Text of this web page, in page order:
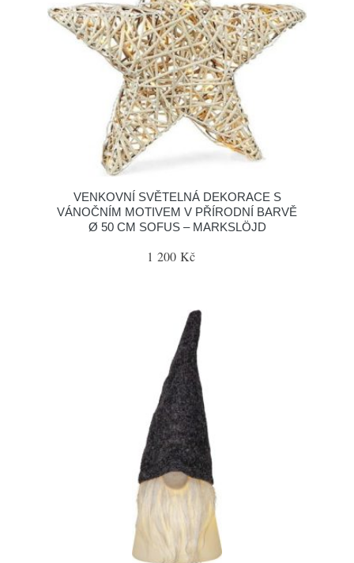
VENKOVNÍ SVĚTELNÁ DEKORACE S
VÁNOČNÍM MOTIVEM V PŘÍRODNÍ BARVĚ
Ø 50 CM SOFUS – MARKSLÖJD
1 200 Kč